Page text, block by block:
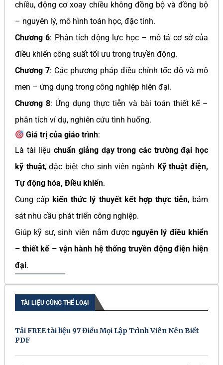
chiều, động cơ xoay chiều không đồng bộ và đồng bộ
– nguyên lý, mô hình toán học, đặc tính.
Chương 6: Phân tích động lực học – mô tả cơ sở của
điều khiển công suất tối ưu trong truyền động.
Chương 7: Các phương pháp điều chỉnh tốc độ và mô
men – ứng dụng trong công nghiệp hiện đại.
Chương 8: Ứng dụng thực tiễn và bài toán thiết kế –
phân tích ví dụ, nghiên cứu tình huống.
Giá trị của giáo trình:
Là tài liệuchuẩn giảng dạy trong các trường đại học
kỹ thuật, đặc biệt cho sinh viên ngành Kỹ thuật điện,
Tự động hóa, Điều khiển.
Cung cấp kiến thức lý thuyết kết hợp thực tiễn, bám
sát nhu cầu phát triển công nghiệp.
Giúp kỹ sư, sinh viên nắm đượcnguyên lý điều khiển
– thiết kế – vận hành hệ thống truyền động điện hiện
đại.
TÀI LIỆU CÙNG THỂ LOẠI
Tải FREE tài liệu 97 Điều Mọi Lập Trình Viên Nên Biết
PDF